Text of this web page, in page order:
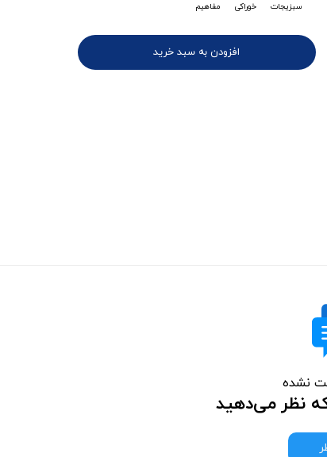
سبزیجات
خوراکی مفاهیم
افزودن به سبد خرید
نشده
نظر می‌دهید